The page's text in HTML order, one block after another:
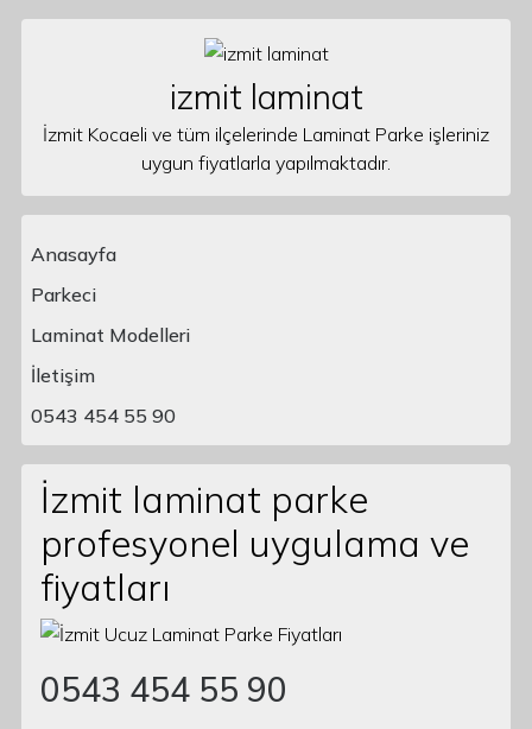
izmit laminat
İzmit Kocaeli ve tüm ilçelerinde Laminat Parke işleriniz
uygun fiyatlarla yapılmaktadır.
Main Navigation
Anasayfa
Parkeci
Laminat Modelleri
İletişim
0543 454 55 90
İzmit laminat parke
profesyonel uygulama ve
fiyatları
0543 454 55 90